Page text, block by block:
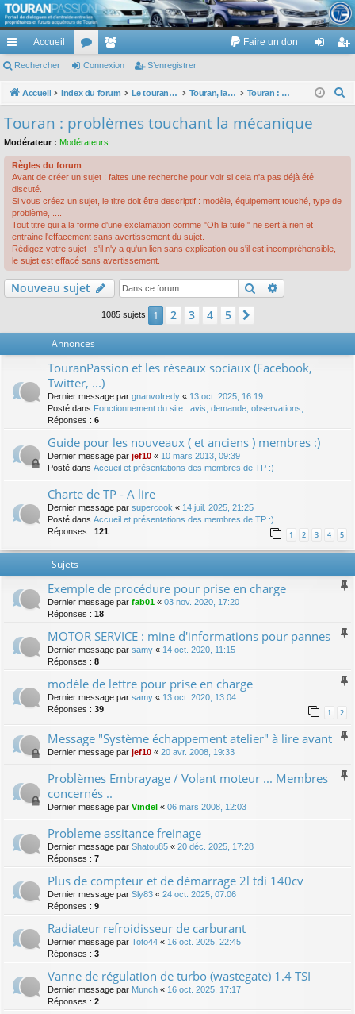
TouranPassion
Le forum des propriétaires ou futurs acquéreurs du Volkswagen Touran
cc
ès
pi
de
Accueil
or
u
e
m
Faire un don
ne nr
Rechercher Connexion S’enregistrer
Accueil Index du forum Le touran dans ses versions I (V1 V2 V3) et II ... Touran, la mécanique : moteurs, boites, transmissions, freins, direction, roues Touran : problèmes touchant la mécanique
Touran : problèmes touchant la mécanique
Modérateur : Modérateurs
Règles du forum
Avant de créer un sujet : faites une recherche pour voir si cela n'a pas déjà été
discuté.
Si vous créez un sujet, le titre doit être descriptif : modèle, équipement touché, type de
problème, ....
Tout titre qui a la forme d'une exclamation comme "Oh la tuile!" ne sert à rien et
entraine l'effacement sans avertissement du sujet.
Rédigez votre sujet : s'il n'y a qu'un lien sans explication ou s'il est incompréhensible,
le sujet est effacé sans avertissement.
Nouveau sujet Rechercher
1085 sujets 1 2 3 4 5
Annonces
TouranPassion et les réseaux sociaux (Facebook,
Twitter, ...)
Dernier message par gnanvofredy « 13 oct. 2025, 16:19
Posté dans Fonctionnement du site : avis, demande, observations, ...
Réponses : 6
Guide pour les nouveaux ( et anciens ) membres :)
Dernier message par jef10 « 10 mars 2013, 09:39
Posté dans Accueil et présentations des membres de TP :)
Charte de TP - A lire
Dernier message par supercook « 14 juil. 2025, 21:25
Posté dans Accueil et présentations des membres de TP :)
Réponses : 121 1 2 3 4 5
Sujets
Exemple de procédure pour prise en charge
Dernier message par fab01 « 03 nov. 2020, 17:20
Réponses : 18
MOTOR SERVICE : mine d'informations pour pannes
Dernier message par samy « 14 oct. 2020, 11:15
Réponses : 8
modèle de lettre pour prise en charge
Dernier message par samy « 13 oct. 2020, 13:04
Réponses : 39 1 2
Message "Système échappement atelier" à lire avant
Dernier message par jef10 « 20 avr. 2008, 19:33
Problèmes Embrayage / Volant moteur ... Membres
concernés ..
Dernier message par Vindel « 06 mars 2008, 12:03
Probleme assitance freinage
Dernier message par Shatou85 « 20 déc. 2025, 17:28
Réponses : 7
Plus de compteur et de démarrage 2l tdi 140cv
Dernier message par Sly83 « 24 oct. 2025, 07:06
Réponses : 9
Radiateur refroidisseur de carburant
Dernier message par Toto44 « 16 oct. 2025, 22:45
Réponses : 3
Vanne de régulation de turbo (wastegate) 1.4 TSI
Dernier message par Munch « 16 oct. 2025, 17:17
Réponses : 2